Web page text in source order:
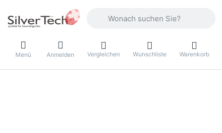
Menü Anmelden Vergleichen Wunschliste Warenkorb